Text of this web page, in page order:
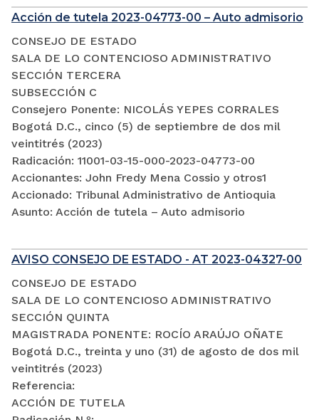
Acción de tutela 2023-04773-00 – Auto admisorio
CONSEJO DE ESTADO
SALA DE LO CONTENCIOSO ADMINISTRATIVO
SECCIÓN TERCERA
SUBSECCIÓN C
Consejero Ponente: NICOLÁS YEPES CORRALES
Bogotá D.C., cinco (5) de septiembre de dos mil
veintitrés (2023)
Radicación: 11001-03-15-000-2023-04773-00
Accionantes: John Fredy Mena Cossio y otros1
Accionado: Tribunal Administrativo de Antioquia
Asunto: Acción de tutela – Auto admisorio
AVISO CONSEJO DE ESTADO - AT 2023-04327-00
CONSEJO DE ESTADO
SALA DE LO CONTENCIOSO ADMINISTRATIVO
SECCIÓN QUINTA
MAGISTRADA PONENTE: ROCÍO ARAÚJO OÑATE
Bogotá D.C., treinta y uno (31) de agosto de dos mil
veintitrés (2023)
Referencia:
ACCIÓN DE TUTELA